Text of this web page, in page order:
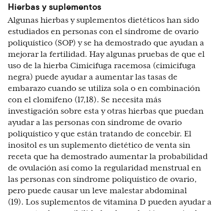
Hierbas y suplementos
Algunas hierbas y suplementos dietéticos han sido
estudiados en personas con el síndrome de ovario
poliquístico (SOP) y se ha demostrado que ayudan a
mejorar la fertilidad. Hay algunas pruebas de que el
uso de la hierba Cimicifuga racemosa (cimicifuga
negra) puede ayudar a aumentar las tasas de
embarazo cuando se utiliza sola o en combinación
con el clomifeno (17,18). Se necesita más
investigación sobre esta y otras hierbas que puedan
ayudar a las personas con síndrome de ovario
poliquístico y que están tratando de concebir. El
inositol es un suplemento dietético de venta sin
receta que ha demostrado aumentar la probabilidad
de ovulación así como la regularidad menstrual en
las personas con síndrome poliquístico de ovario,
pero puede causar un leve malestar abdominal
(19). Los suplementos de vitamina D pueden ayudar a